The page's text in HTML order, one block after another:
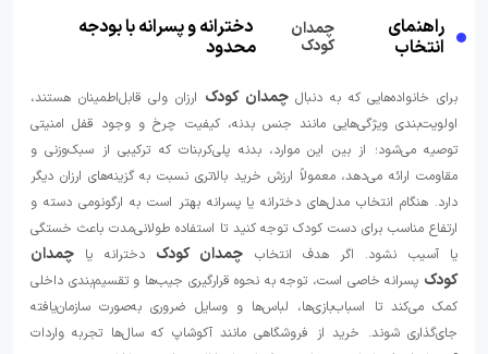
راهنمای
انتخاب
چمدان
کودک
دخترانه و پسرانه با بودجه
محدود
برای خانواده‌هایی که به دنبالچمدان کودک ارزان ولی قابل‌اطمینان هستند،
اولویت‌بندی ویژگی‌هایی مانند جنس بدنه، کیفیت چرخ و وجود قفل امنیتی
توصیه می‌شود؛ از بین این موارد، بدنه پلی‌کربنات که ترکیبی از سبک‌وزنی و
مقاومت ارائه می‌دهد، معمولاً ارزش خرید بالاتری نسبت به گزینه‌های ارزان دیگر
دارد. هنگام انتخاب مدل‌های دخترانه یا پسرانه بهتر است به ارگونومی دسته و
ارتفاع مناسب برای دست کودک توجه کنید تا استفاده طولانی‌مدت باعث خستگی
یا آسیب نشود. اگر هدف انتخاب چمدان کودک دخترانه یا چمدان
کودک پسرانه خاصی است، توجه به نحوه قرارگیری جیب‌ها و تقسیم‌بندی داخلی
کمک می‌کند تا اسباب‌بازی‌ها، لباس‌ها و وسایل ضروری به‌صورت سازمان‌یافته
جای‌گذاری شوند. خرید از فروشگاهی مانند آکوشاپ که سال‌ها تجربه واردات